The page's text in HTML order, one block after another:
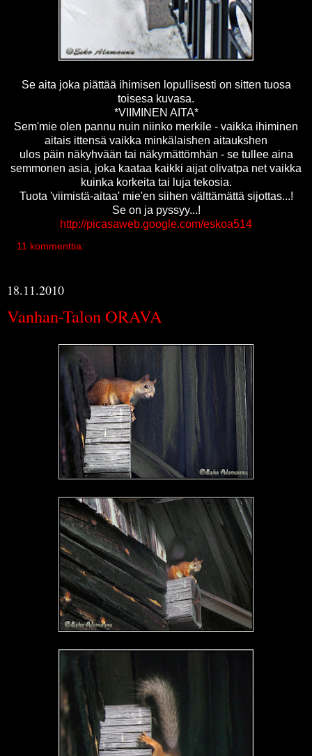
Se aita joka piättää ihimisen lopullisesti on sitten tuosa
toisesa kuvasa.
*VIIMINEN AITA*
Sem'mie olen pannu nuin niinko merkile - vaikka ihiminen
aitais ittensä vaikka minkälaishen aitaukshen
ulos päin näkyhvään tai näkymättömhän - se tullee aina
semmonen asia, joka kaataa kaikki aijat olivatpa net vaikka
kuinka korkeita tai luja tekosia.
Tuota 'viimistä-aitaa' mie'en siihen välttämättä sijottas...!
Se on ja pyssyy...!
http://picasaweb.google.com/eskoa514
11 kommenttia:
18.11.2010
Vanhan-Talon ORAVA